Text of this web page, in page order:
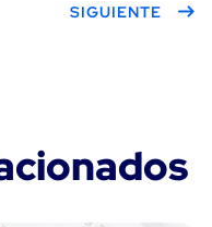
SIGUIENTE